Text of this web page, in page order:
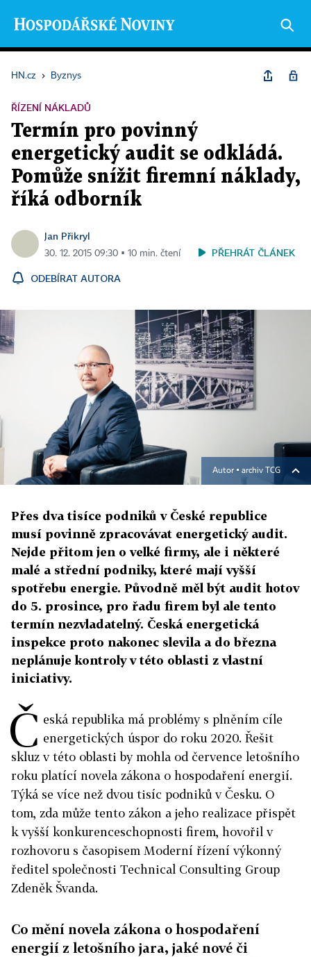
HN.cz › Byznys
ŘÍZENÍ NÁKLADŮ
Termín pro povinný
energetický audit se odkládá.
Pomůže snížit firemní náklady,
říká odborník
Jan Přikryl
30. 12. 2015 09:30 ▪ 10 min. čtení PŘEHRÁT ČLÁNEK
ODEBÍRAT AUTORA
Autor ▪ archiv TCG
Přes dva tisíce podniků v České republice
musí povinně zpracovávat energetický audit.
Nejde přitom jen o velké firmy, ale i některé
malé a střední podniky, které mají vyšší
spotřebu energie. Původně měl být audit hotov
do 5. prosince, pro řadu firem byl ale tento
termín nezvladatelný. Česká energetická
inspekce proto nakonec slevila a do března
neplánuje kontroly v této oblasti z vlastní
iniciativy.
Č eská republika má problémy s plněním cíle
energetických úspor do roku 2020. Řešit
skluz v této oblasti by mohla od července letošního
roku platící novela zákona o hospodaření energií.
Týká se více než dvou tisíc podniků v Česku. O
tom, zda může tento zákon a jeho realizace přispět
k vyšší konkurenceschopnosti firem, hovořil v
rozhovoru s časopisem Moderní řízení výkonný
ředitel společnosti Technical Consulting Group
Zdeněk Švanda.
Co mění novela zákona o hospodaření
energií z letošního jara, jaké nové či